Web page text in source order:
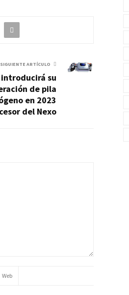
SIGUIENTE ARTÍCULO
su
de pila
en 2023
del Nexo